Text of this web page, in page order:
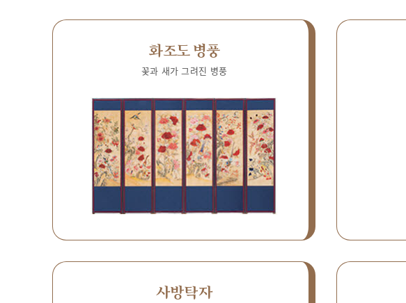
화조도 병풍
꽃과 새가 그려진 병풍
사방탁자